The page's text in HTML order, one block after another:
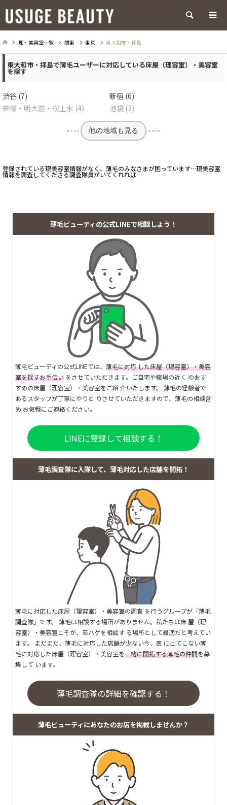
検索
理・美容室一覧 関東 東京 東大和市・拝島
東大和市・拝島で薄毛ユーザーに対応している床屋（理容室）・美容室
を探す
渋谷 (7)
新宿 (6)
笹塚・明大前・桜上水 (4)
池袋 (3)
他の地域も見る
登録されている理美容室情報がなく、薄毛のみなさまが困っています…理美容室
情報を調査してくださる調査隊員がいてくれれば…
薄毛ビューティの公式LINEで相談しよう！
薄毛ビューティの公式LINEでは、 薄毛に対応 した床屋（理容室）・美容
室を探すお手伝い をさせていただきます。ご自宅や職場の近く のおす
すめの床屋（理容室）・美容室をご紹 介いたします。 薄毛の経験者で
あるスタッフが丁寧にやりと りさせていただきますので、薄毛の相談含
め お気軽にご連絡ください。
LINEに登録して相談する！
薄毛調査隊に入隊して、薄毛対応した店舗を開拓！
薄毛に対応した床屋（理容室）・美容室の調査 を行うグループが「薄毛
調査隊」です。 薄毛は相談する場所がありません。私たちは床 屋（理
容室）・美容室こそが、若ハゲを相談す る場所として最適だと考えてい
ます。 まだまだ、薄毛に対応した店舗が少ない今、表 に出てこない薄
毛に対応した床屋（理容室）・美容室を一緒に開拓する薄毛の仲間を募
集して います。
薄毛調査隊の詳細を確認する！
薄毛ビューティにあなたのお店を掲載しませんか？